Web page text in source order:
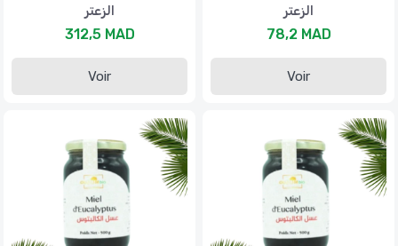
الزعتر
312,5 MAD
Voir
الزعتر
78,2 MAD
Voir